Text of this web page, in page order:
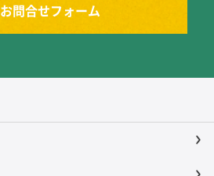
お問合せフォーム